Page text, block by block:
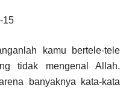
15
kamu bertele-tele
tidak mengenal Allah.
banyaknya kata-kata